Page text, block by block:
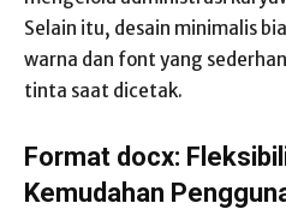
Selain itu, desain minimalis
warna dan font yang
tinta saat dicetak.
Format docx:
Kemudahan